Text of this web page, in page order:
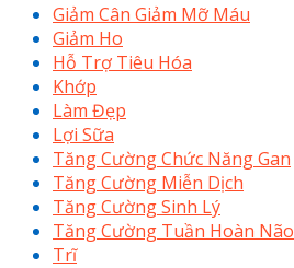
Giảm Cân Giảm Mỡ Máu
Giảm Ho
Hỗ Trợ Tiêu Hóa
Khớp
Làm Đẹp
Lợi Sữa
Tăng Cường Chức Năng Gan
Tăng Cường Miễn Dịch
Tăng Cường Sinh Lý
Tăng Cường Tuần Hoàn Não
Trĩ